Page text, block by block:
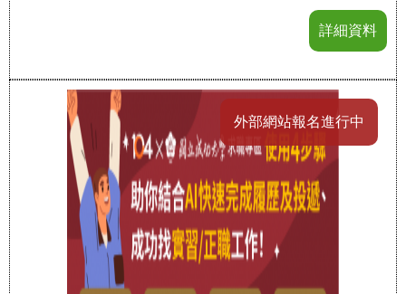
詳細資料
外部網站報名進行中